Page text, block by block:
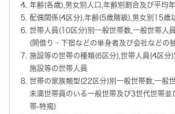
年齢(各歳),男女別人口,年齢別割合及び平均
配偶関係(4区分),年齢(5歳階級),男女別15歳
世帯人員(10区分)別一般世帯数,一般世帯人
(間借り・下宿などの単身者及び会社などの
施設等の世帯の種類(6区分),世帯人員(4区分
施設等の世帯人員
世帯の家族類型(22区分)別一般世帯数,一般
未満世帯員のいる一般世帯及び3世代世帯並
帯-特掲)